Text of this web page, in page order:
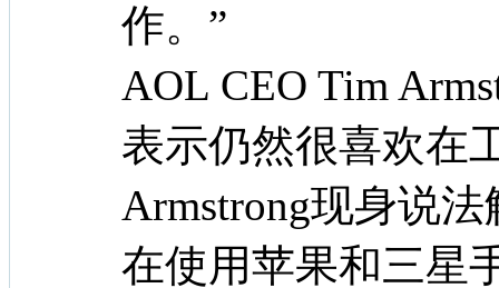
作。”
AOL CEO Tim
表示仍然很喜欢在
Armstrong现身说
在使用苹果和三星